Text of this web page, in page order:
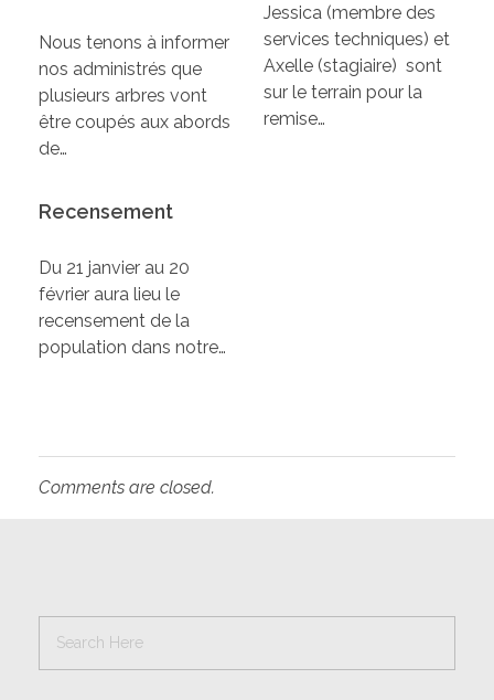
Nous tenons à informer
nos administrés que
plusieurs arbres vont
être coupés aux abords
de…
Jessica (membre des
services techniques) et
Axelle (stagiaire) sont
sur le terrain pour la
remise…
Recensement
Du 21 janvier au 20
février aura lieu le
recensement de la
population dans notre…
Comments are closed.